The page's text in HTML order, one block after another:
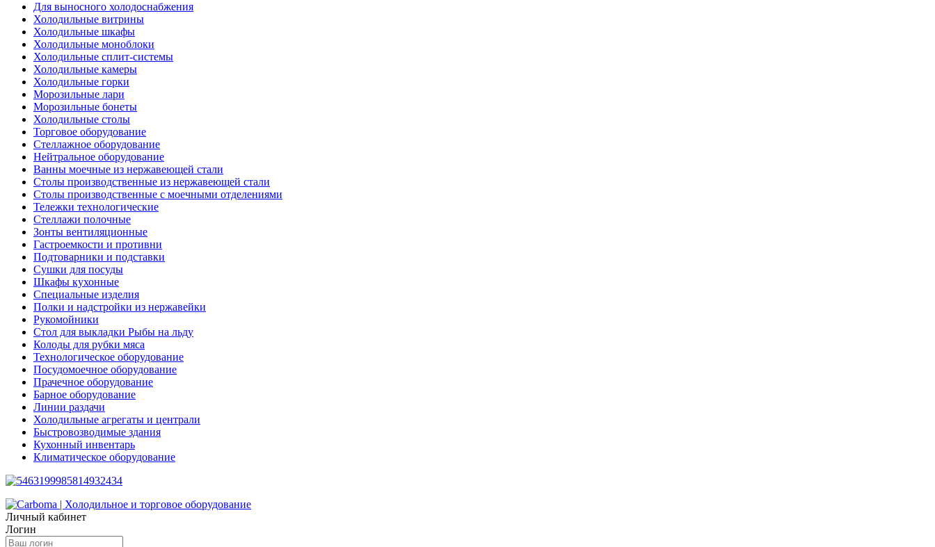
Для выносного холодоснабжения
Холодильные витрины
Холодильные шкафы
Холодильные моноблоки
Холодильные сплит-системы
Холодильные камеры
Холодильные горки
Морозильные лари
Морозильные бонеты
Холодильные столы
Торговое оборудование
Стеллажное оборудование
Нейтральное оборудование
Ванны моечные из нержавеющей стали
Столы производственные из нержавеющей стали
Столы производственные с моечными отделениями
Тележки технологические
Стеллажи полочные
Зонты вентиляционные
Гастроемкости и противни
Подтоварники и подставки
Сушки для посуды
Шкафы кухонные
Специальные изделия
Полки и надстройки из нержавейки
Рукомойники
Стол для выкладки Рыбы на льду
Колоды для рубки мяса
Технологическое оборудование
Посудомоечное оборудование
Прачечное оборудование
Барное оборудование
Линии раздачи
Холодильные агрегаты и централи
Быстровозводимые здания
Кухонный инвентарь
Климатическое оборудование
Личный кабинет
Логин